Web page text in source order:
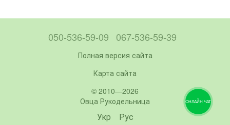
050-536-59-09 067-536-59-39
Полная версия сайта
Карта сайта
© 2010—2026
Овца Рукодельница
Укр Рус
ОНЛАЙН ЧАТ